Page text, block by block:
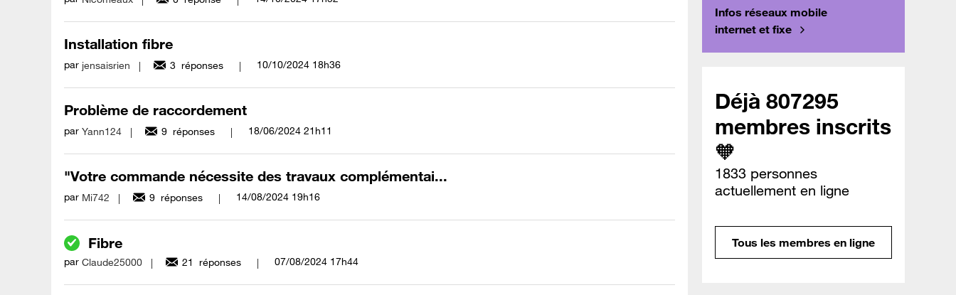
Installation fibre
par jensaisrien 3 réponses ‎10/10/2024 18h36
Problème de raccordement
par Yann124 9 réponses ‎18/06/2024 21h11
"Votre commande nécessite des travaux complémentai...
par Mi742 9 réponses ‎14/08/2024 19h16
Fibre
par Claude25000 21 réponses ‎07/08/2024 17h44
Infos réseaux mobile
internet et fixe
Déjà 807295
membres inscrits
🧡
1833 personnes
actuellement en ligne
Tous les membres en ligne